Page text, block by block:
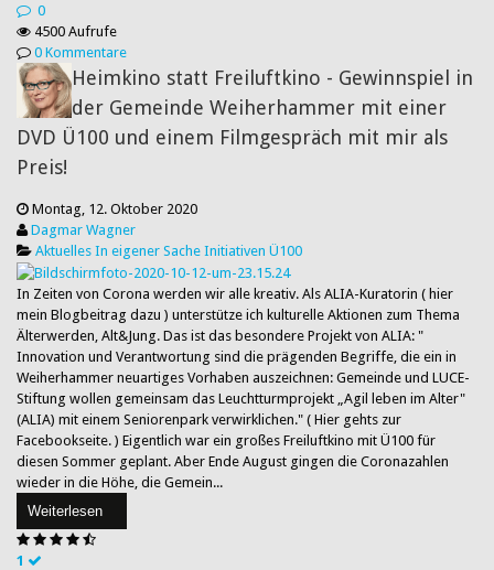
0
4500 Aufrufe
0 Kommentare
Heimkino statt Freiluftkino - Gewinnspiel in
der Gemeinde Weiherhammer mit einer
DVD Ü100 und einem Filmgespräch mit mir als
Preis!
Montag, 12. Oktober 2020
Dagmar Wagner
Aktuelles In eigener Sache Initiativen Ü100
In Zeiten von Corona werden wir alle kreativ. Als ALIA-Kuratorin ( hier
mein Blogbeitrag dazu ) unterstütze ich kulturelle Aktionen zum Thema
Älterwerden, Alt&Jung. Das ist das besondere Projekt von ALIA: "
Innovation und Verantwortung sind die prägenden Begriffe, die ein in
Weiherhammer neuartiges Vorhaben auszeichnen: Gemeinde und LUCE-
Stiftung wollen gemeinsam das Leuchtturmprojekt „Agil leben im Alter"
(ALIA) mit einem Seniorenpark verwirklichen." ( Hier gehts zur
Facebookseite. ) Eigentlich war ein großes Freiluftkino mit Ü100 für
diesen Sommer geplant. Aber Ende August gingen die Coronazahlen
wieder in die Höhe, die Gemein...
Weiterlesen
1